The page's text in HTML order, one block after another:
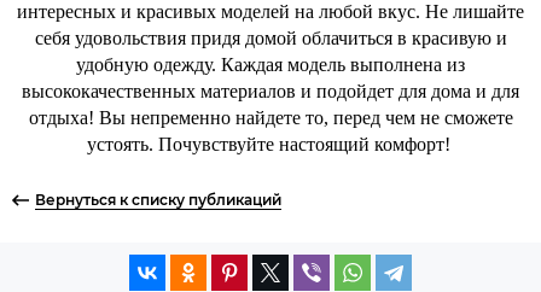
интересных и красивых моделей на любой вкус. Не лишайте
себя удовольствия придя домой облачиться в красивую и
удобную одежду. Каждая модель выполнена из
высококачественных материалов и подойдет для дома и для
отдыха! Вы непременно найдете то, перед чем не сможете
устоять. Почувствуйте настоящий комфорт!
Вернуться к списку публикаций